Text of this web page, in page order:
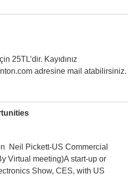
25TL’dir. Kayıdınız
adresine mail atabilirsiniz.
Neil Pickett-US Commercial
Virtual meeting)A start-up or
Show, CES, with US